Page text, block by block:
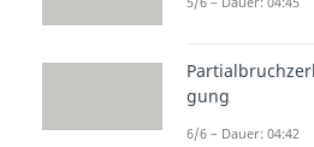
Nun weißt
erste
Nullstellen
Klammern
gung
6/6 – Dauer: 04:42